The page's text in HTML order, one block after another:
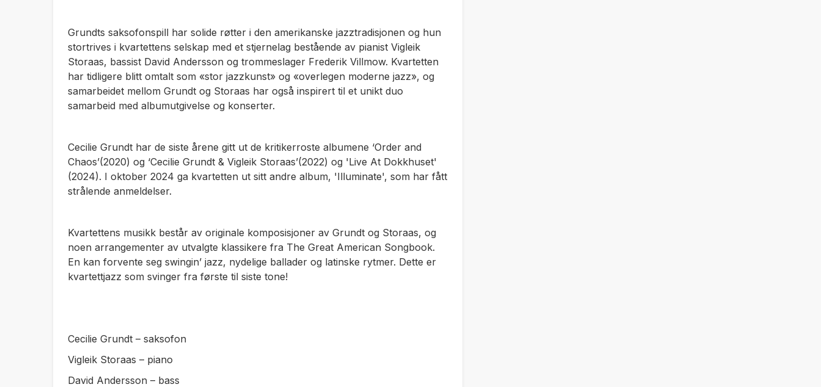
Grundts saksofonspill har solide røtter i den amerikanske jazztradisjonen og hun
stortrives i kvartettens selskap med et stjernelag bestående av pianist Vigleik
Storaas, bassist David Andersson og trommeslager Frederik Villmow. Kvartetten
har tidligere blitt omtalt som «stor jazzkunst» og «overlegen moderne jazz», og
samarbeidet mellom Grundt og Storaas har også inspirert til et unikt duo
samarbeid med albumutgivelse og konserter.
Cecilie Grundt har de siste årene gitt ut de kritikerroste albumene ‘Order and
Chaos’(2020) og ‘Cecilie Grundt & Vigleik Storaas’(2022) og 'Live At Dokkhuset'
(2024). I oktober 2024 ga kvartetten ut sitt andre album, 'Illuminate', som har fått
strålende anmeldelser.
Kvartettens musikk består av originale komposisjoner av Grundt og Storaas, og
noen arrangementer av utvalgte klassikere fra The Great American Songbook.
En kan forvente seg swingin’ jazz, nydelige ballader og latinske rytmer. Dette er
kvartettjazz som svinger fra første til siste tone!
Cecilie Grundt – saksofon
Vigleik Storaas – piano
David Andersson – bass